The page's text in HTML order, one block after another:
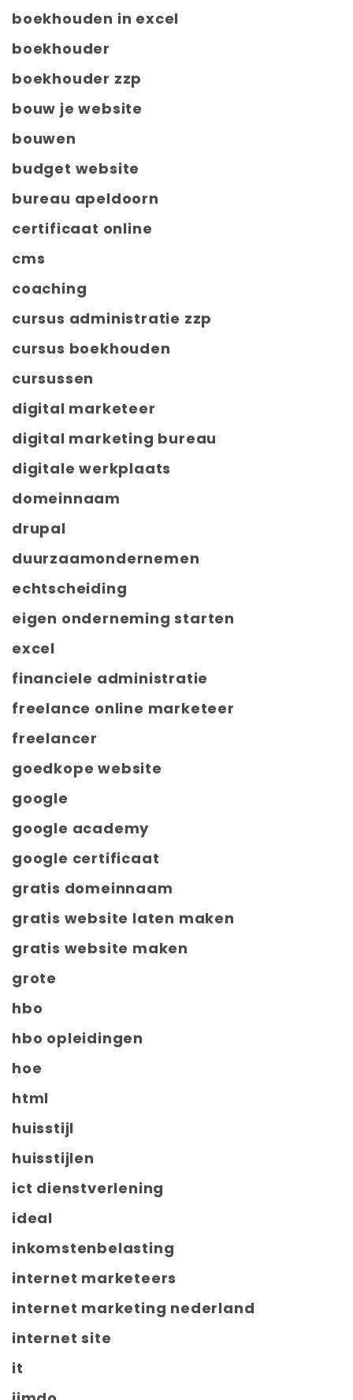
boekhouden in excel
boekhouder
boekhouder zzp
bouw je website
bouwen
budget website
bureau apeldoorn
certificaat online
cms
coaching
cursus administratie zzp
cursus boekhouden
cursussen
digital marketeer
digital marketing bureau
digitale werkplaats
domeinnaam
drupal
duurzaamondernemen
echtscheiding
eigen onderneming starten
excel
financiele administratie
freelance online marketeer
freelancer
goedkope website
google
google academy
google certificaat
gratis domeinnaam
gratis website laten maken
gratis website maken
grote
hbo
hbo opleidingen
hoe
html
huisstijl
huisstijlen
ict dienstverlening
ideal
inkomstenbelasting
internet marketeers
internet marketing nederland
internet site
it